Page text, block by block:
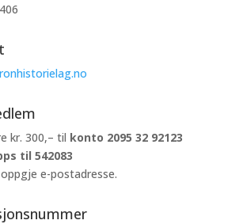
kr. 300,– til konto 2095 32 92123
til 542083
e-postadresse.